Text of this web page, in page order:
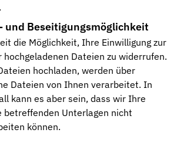
und Beseitigungsmöglichkeit
die Möglichkeit, Ihre Einwilligung zur
Dateien zu widerrufen.
hochladen, werden über
Dateien von Ihnen verarbeitet. In
kann es aber sein, dass wir Ihre
betreffenden Unterlagen nicht
können.